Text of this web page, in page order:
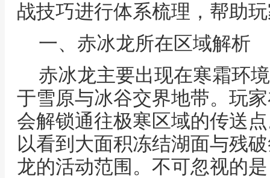
战技巧进行体系梳理，帮助
一、赤冰龙所在区域解析
赤冰龙主要出现在寒霜环
于雪原与冰谷交界地带。玩
会解锁通往极寒区域的传送
以看到大面积冻结湖面与残
龙的活动范围。不可忽视的